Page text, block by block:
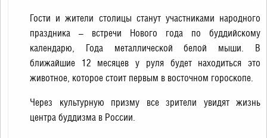
Гости и жители столицы станут участниками народного
праздника – встречи Нового года по буддийскому
календарю, Года металлической белой мыши. В
ближайшие 12 месяцев у руля будет находиться это
животное, которое стоит первым в восточном гороскопе.
Через культурную призму все зрители увидят жизнь
центра буддизма в России.